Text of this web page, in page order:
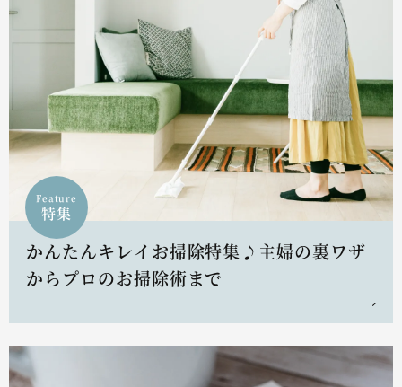
Feature
特集
かんたんキレイお掃除特集♪主婦の裏ワザ
からプロのお掃除術まで